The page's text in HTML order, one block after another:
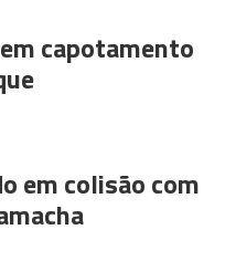
capotamento
em colisão com